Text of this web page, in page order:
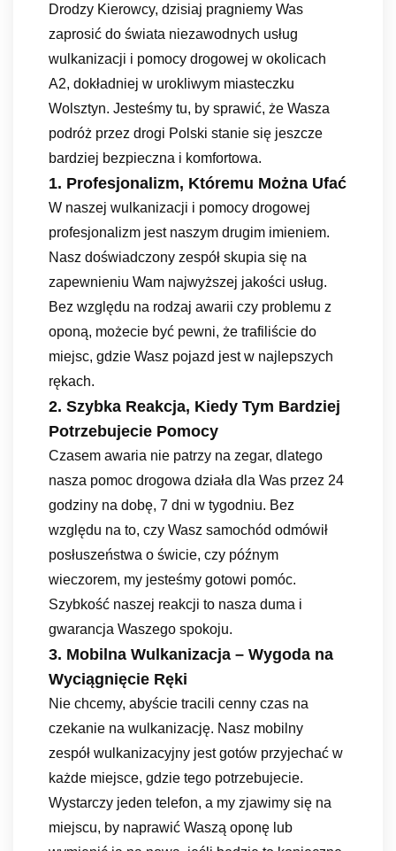
Drodzy Kierowcy, dzisiaj pragniemy Was
zaprosić do świata niezawodnych usług
wulkanizacji i pomocy drogowej w okolicach
A2, dokładniej w urokliwym miasteczku
Wolsztyn. Jesteśmy tu, by sprawić, że Wasza
podróż przez drogi Polski stanie się jeszcze
bardziej bezpieczna i komfortowa.
1. Profesjonalizm, Któremu Można Ufać
W naszej wulkanizacji i pomocy drogowej
profesjonalizm jest naszym drugim imieniem.
Nasz doświadczony zespół skupia się na
zapewnieniu Wam najwyższej jakości usług.
Bez względu na rodzaj awarii czy problemu z
oponą, możecie być pewni, że trafiliście do
miejsc, gdzie Wasz pojazd jest w najlepszych
rękach.
2. Szybka Reakcja, Kiedy Tym Bardziej
Potrzebujecie Pomocy
Czasem awaria nie patrzy na zegar, dlatego
nasza pomoc drogowa działa dla Was przez 24
godziny na dobę, 7 dni w tygodniu. Bez
względu na to, czy Wasz samochód odmówił
posłuszeństwa o świcie, czy późnym
wieczorem, my jesteśmy gotowi pomóc.
Szybkość naszej reakcji to nasza duma i
gwarancja Waszego spokoju.
3. Mobilna Wulkanizacja – Wygoda na
Wyciągnięcie Ręki
Nie chcemy, abyście tracili cenny czas na
czekanie na wulkanizację. Nasz mobilny
zespół wulkanizacyjny jest gotów przyjechać w
każde miejsce, gdzie tego potrzebujecie.
Wystarczy jeden telefon, a my zjawimy się na
miejscu, by naprawić Waszą oponę lub